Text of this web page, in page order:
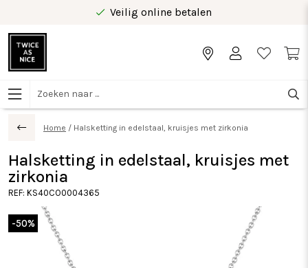
Veilig online betalen
Home / Halsketting in edelstaal, kruisjes met zirkonia
Halsketting in edelstaal, kruisjes met
zirkonia
REF: KS40CO0004365
-50%